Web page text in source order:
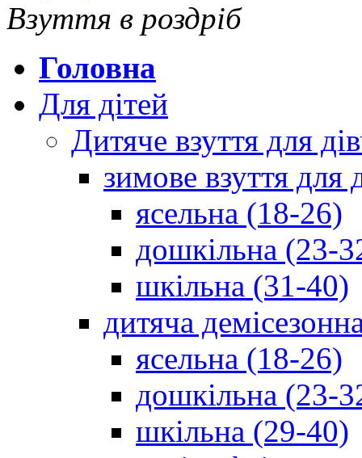
Взуття в роздріб
Головна
Для дітей
Дитяче взуття для
зимове взуття для
ясельна (18-26)
дошкільна (23-
шкільна (31-40)
дитяча
ясельна (18-26)
дошкільна (23-
шкільна (29-40)